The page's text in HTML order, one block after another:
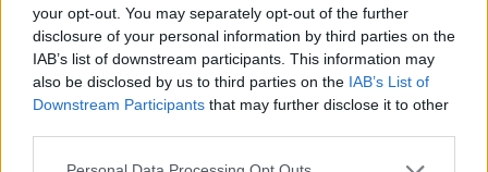
your opt-out. You may separately opt-out of the further
disclosure of your personal information by third parties on the
IAB’s list of downstream participants. This information may
also be disclosed by us to third parties on the IAB’s List of
Downstream Participants that may further disclose it to other
Please note that this website/app uses one or more Google
daGoogle News